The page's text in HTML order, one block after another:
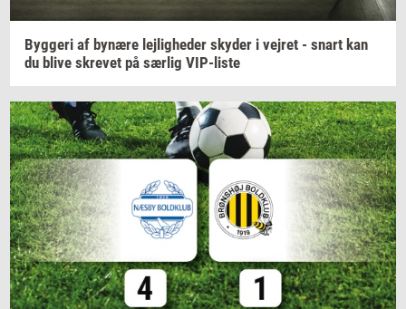
Byg­ge­ri af by­næ­re lej­lig­he­der sky­der i vej­ret - snart kan
du blive skre­vet på sær­lig VIP-​liste